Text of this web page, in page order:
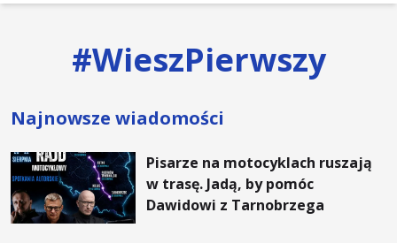
#WieszPierwszy
Najnowsze wiadomości
Pisarze na motocyklach ruszają
w trasę. Jadą, by pomóc
Dawidowi z Tarnobrzega